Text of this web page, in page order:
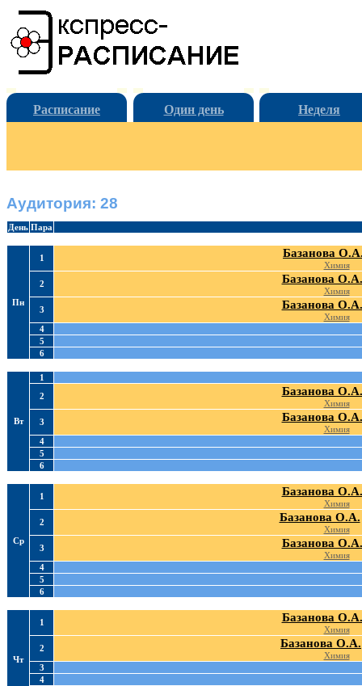
Расписание Один день Неделя
Аудитория: 28
День Пара
Пн
1 Базанова
Химия
2
Базанова О.А.
Химия
3
Базанова О.А.
Химия
4
5
6
Вт
1
2
Базанова О.А.
Химия
3
Базанова О.А.
Химия
4
5
6
Ср
1 Базанова О.А.
Химия
2
Базанова О.А.
Химия
3
Базанова О.А.
Химия
4
5
6
Чт
1 Базанова О.А.
Химия
2
Базанова О.А.
Химия
3
4